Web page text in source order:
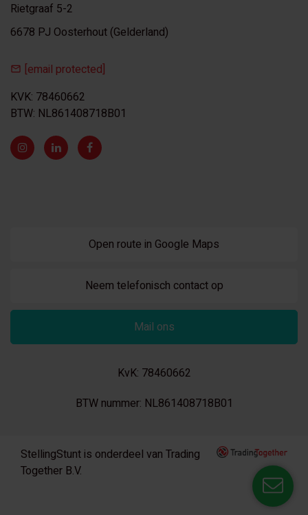
Rietgraaf 5-2
6678 PJ Oosterhout (Gelderland)
[email protected]
KVK: 78460662
BTW: NL861408718B01
Open route in Google Maps
Neem telefonisch contact op
Mail ons
KvK: 78460662
BTW nummer: NL861408718B01
StellingStunt is onderdeel van Trading
Together B.V.